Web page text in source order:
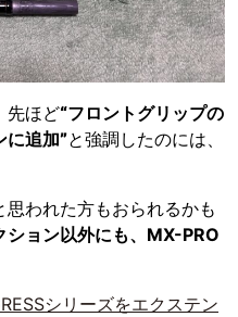
先ほど“フロントグリップの
に追加”と強調したのには、
思われた方もおられるかも
ション以外にも、MX-PRO
シリーズをエクステン